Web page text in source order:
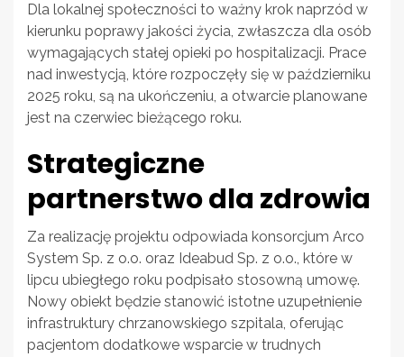
Dla lokalnej społeczności to ważny krok naprzód w
kierunku poprawy jakości życia, zwłaszcza dla osób
wymagających stałej opieki po hospitalizacji. Prace
nad inwestycją, które rozpoczęły się w październiku
2025 roku, są na ukończeniu, a otwarcie planowane
jest na czerwiec bieżącego roku.
Strategiczne
partnerstwo dla zdrowia
Za realizację projektu odpowiada konsorcjum Arco
System Sp. z o.o. oraz Ideabud Sp. z o.o., które w
lipcu ubiegłego roku podpisało stosowną umowę.
Nowy obiekt będzie stanowić istotne uzupełnienie
infrastruktury chrzanowskiego szpitala, oferując
pacjentom dodatkowe wsparcie w trudnych